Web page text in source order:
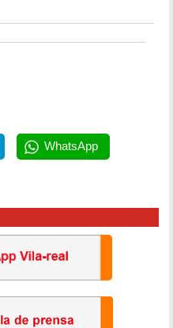
WhatsApp